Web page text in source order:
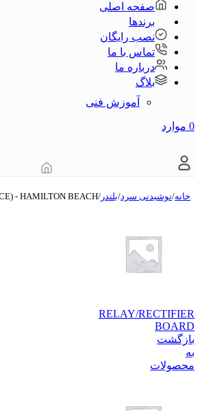
صفحه اصلی
برندها
نصب رایگان
تماس با ما
درباره ما
بلاگ
آموزش فنی
0 موارد
خانه/نوشیدنی سرد/بلندر /
- HAMILTON BEACH
RELAY/RECTIFIER
BOARD
بازگشت
به
محصولات